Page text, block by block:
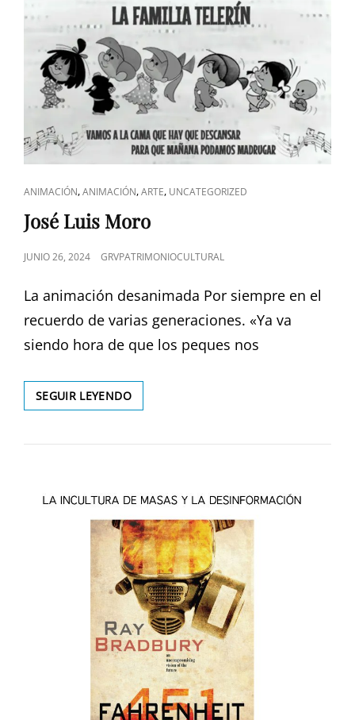
VIDA
(III)
ENLACES
DE
CATEGORÍAS
ANIMACIÓN,ANIMACIÓN,ARTE, UNCATEGORIZED
José Luis Moro
PUBLICADO
JUNIO 26, 2024 GRVPATRIMONIOCULTURAL
La animación desanimada Por siempre en el
recuerdo de varias generaciones. «Ya va
siendo hora de que los peques nos
SEGUIR LEYENDOJOSÉ
LUIS